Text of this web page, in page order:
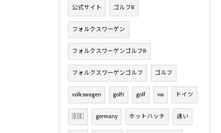
公式サイト ゴルフR
フォルクスワーゲン
フォルクスワーゲンゴルフR
フォルクスワーゲンゴルフ ゴルフ
volkswagen golfr golf vw ドイツ
🇩🇪 germany ホットハッチ 速い